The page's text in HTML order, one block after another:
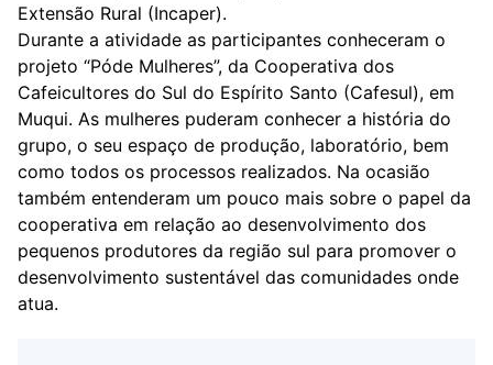
Extensão Rural (Incaper).
Durante a atividade as participantes conheceram o
projeto “Póde Mulheres”, da Cooperativa dos
Cafeicultores do Sul do Espírito Santo (Cafesul), em
Muqui. As mulheres puderam conhecer a história do
grupo, o seu espaço de produção, laboratório, bem
como todos os processos realizados. Na ocasião
também entenderam um pouco mais sobre o papel da
cooperativa em relação ao desenvolvimento dos
pequenos produtores da região sul para promover o
desenvolvimento sustentável das comunidades onde
atua.